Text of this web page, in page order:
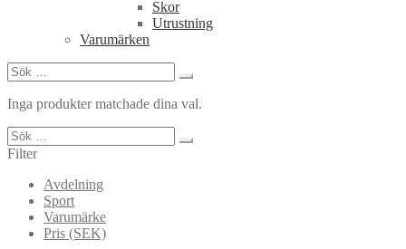
Skor
Utrustning
Varumärken
Sök
efter:
Inga produkter matchade dina val.
Sök
efter:
Filter
Avdelning
Sport
Varumärke
Pris (SEK)